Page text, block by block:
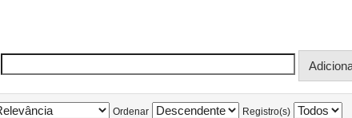
Ordenar Registro(s)